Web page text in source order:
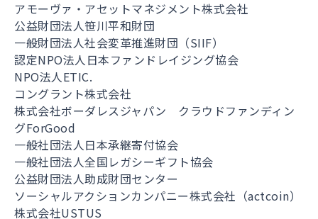
アモーヴァ・アセットマネジメント株式会社
公益財団法人笹川平和財団
一般財団法人社会変革推進財団（SIIF）
認定NPO法人日本ファンドレイジング協会
NPO法人ETIC.
コングラント株式会社
株式会社ボーダレスジャパン クラウドファンディン
グForGood
一般社団法人日本承継寄付協会
一般社団法人全国レガシーギフト協会
公益財団法人助成財団センター
ソーシャルアクションカンパニー株式会社（actcoin）
株式会社USTUS